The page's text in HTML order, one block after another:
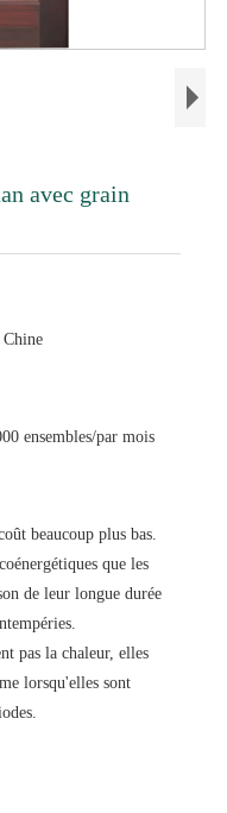
avec grain
ensembles/par mois
beaucoup plus bas.
que les
de leur longue durée
pas la chaleur, elles
lorsqu'elles sont